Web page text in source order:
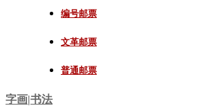
编号邮票
文革邮票
普通邮票
字画|书法